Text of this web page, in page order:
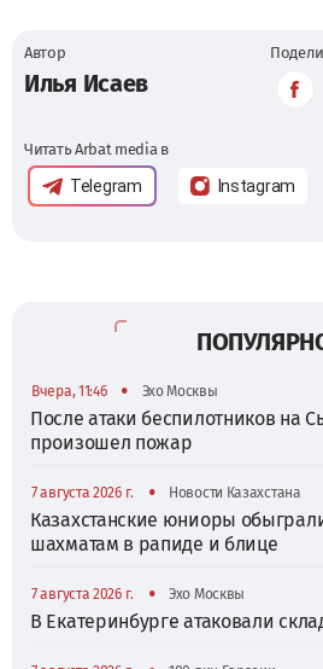
Автор
Илья Исаев
Читать Arbat media в
Telegram Instagram
Вчера, 11:46 • Эхо Москвы
После атаки беспилотников на
произошел пожар
7 августа 2026 г. • Новости Казахстана
Казахстанские юниоры
шахматам в рапиде и блице
7 августа 2026 г. • Эхо Москвы
В Екатеринбурге атаковали